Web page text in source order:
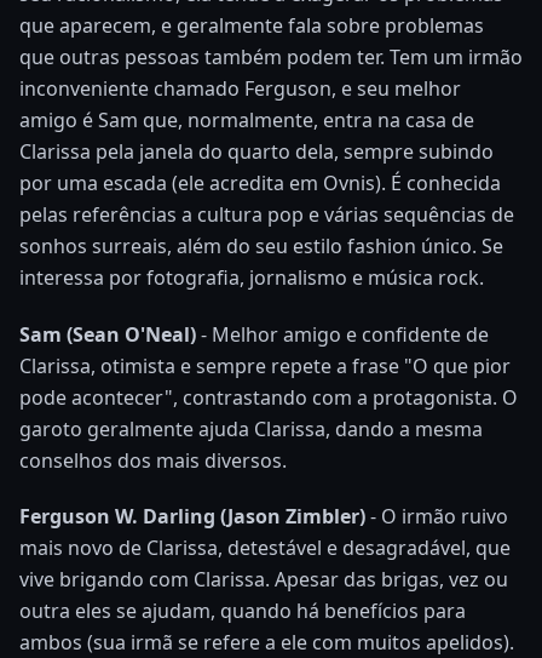
que aparecem, e geralmente fala sobre problemas
que outras pessoas também podem ter. Tem um irmão
inconveniente chamado Ferguson, e seu melhor
amigo é Sam que, normalmente, entra na casa de
Clarissa pela janela do quarto dela, sempre subindo
por uma escada (ele acredita em Ovnis). É conhecida
pelas referências a cultura pop e várias sequências de
sonhos surreais, além do seu estilo fashion único. Se
interessa por fotografia, jornalismo e música rock.
Sam (Sean O'Neal)- Melhor amigo e confidente de
Clarissa, otimista e sempre repete a frase "O que pior
pode acontecer", contrastando com a protagonista. O
garoto geralmente ajuda Clarissa, dando a mesma
conselhos dos mais diversos.
Ferguson W. Darling (Jason Zimbler)- O irmão ruivo
mais novo de Clarissa, detestável e desagradável, que
vive brigando com Clarissa. Apesar das brigas, vez ou
outra eles se ajudam, quando há benefícios para
ambos (sua irmã se refere a ele com muitos apelidos).